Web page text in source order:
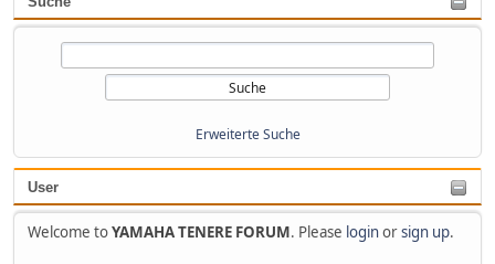
Erweiterte Suche
User
Welcome toYAMAHA TENERE FORUM. Please loginorsign up.